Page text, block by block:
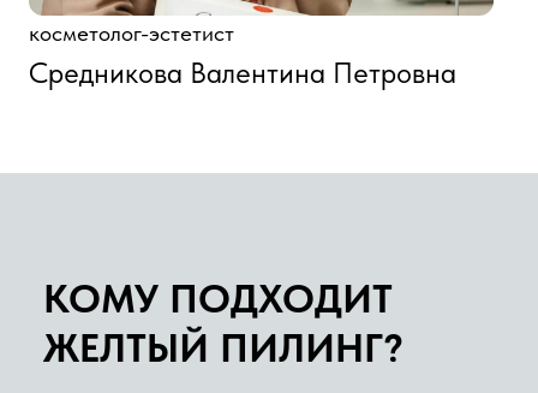
КОЖА С ПРИЗНАКАМИ ФОТОСТАРЕНИЯ
помогает уменьшить последствия
воздействия солнца и улучшить общий тон